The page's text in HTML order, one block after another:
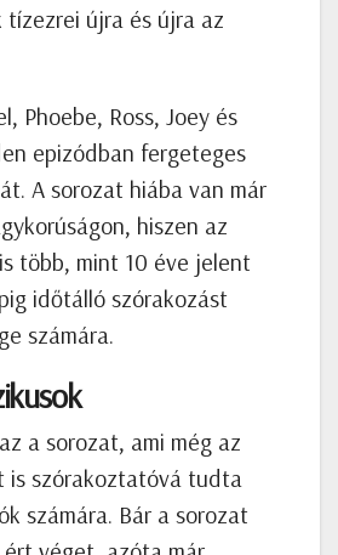
tízezrei újra és újra az
Phoebe, Ross, Joey és
epizódban fergeteges
A sorozat hiába van már
hiszen az
több, mint 10 éve jelent
időtálló szórakozást
számára.
a sorozat, ami még az
is szórakoztatóvá tudta
számára. Bár a sorozat